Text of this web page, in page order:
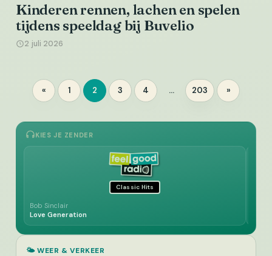
Kinderen rennen, lachen en spelen
tijdens speeldag bij Buvelio
2 juli 2026
Berichten
paginering
« Pagina
1 Pagina
2 Pagina
3 Pagina
4 … Pagina
203 »
KIES JE ZENDER
Classic Hits
Bob Sinclair
Love Generation
🌤️ WEER & VERKEER